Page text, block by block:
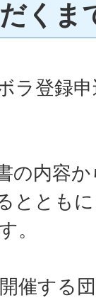
くま
ラ登録
の内容
ととも
。
催する